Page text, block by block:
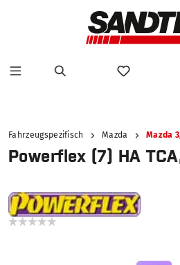
Fahrzeugspezifisch Mazda Mazda
Powerflex (7) HA